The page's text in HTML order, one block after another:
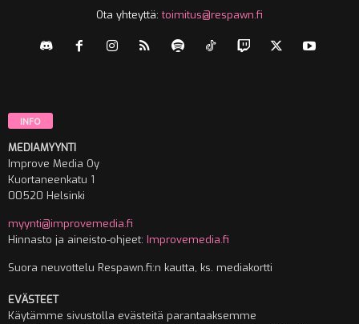
Ota yhteyttä:toimitus@respawn.fi
INFO
MEDIAMYYNTI
Improve Media Oy
Kuortaneenkatu 1
00520 Helsinki
myynti@improvemedia.fi
Hinnasto ja aineisto-ohjeet: Improvemedia.fi
Suora neuvottelu Respawn.fi:n kautta, ks. mediakortti
EVÄSTEET
Käytämme sivustolla evästeitä parantaaksemme